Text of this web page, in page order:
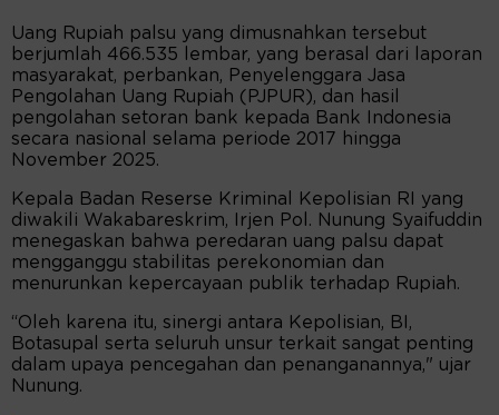
Uang Rupiah palsu yang dimusnahkan tersebut
berjumlah 466.535 lembar, yang berasal dari laporan
masyarakat, perbankan, Penyelenggara Jasa
Pengolahan Uang Rupiah (PJPUR), dan hasil
pengolahan setoran bank kepada Bank Indonesia
secara nasional selama periode 2017 hingga
November 2025.
Kepala Badan Reserse Kriminal Kepolisian RI yang
diwakili Wakabareskrim, Irjen Pol. Nunung Syaifuddin
menegaskan bahwa peredaran uang palsu dapat
mengganggu stabilitas perekonomian dan
menurunkan kepercayaan publik terhadap Rupiah.
“Oleh karena itu, sinergi antara Kepolisian, BI,
Botasupal serta seluruh unsur terkait sangat penting
dalam upaya pencegahan dan penanganannya," ujar
Nunung.